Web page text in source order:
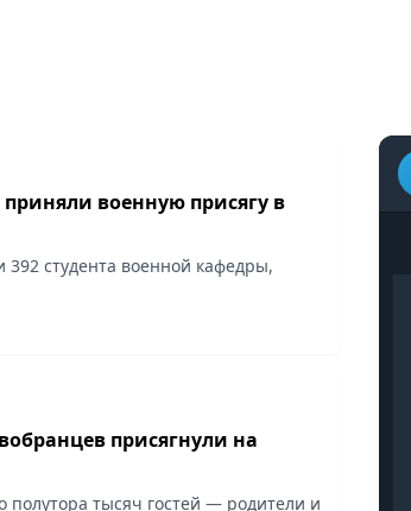
военную присягу в
392 студента военной кафедры,
присягнули на
тысяч гостей — родители и